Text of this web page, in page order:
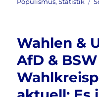
o
k
Wahlen &
AfD &